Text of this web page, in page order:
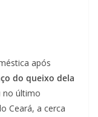
após
do queixo dela
no último
Ceará, a cerca